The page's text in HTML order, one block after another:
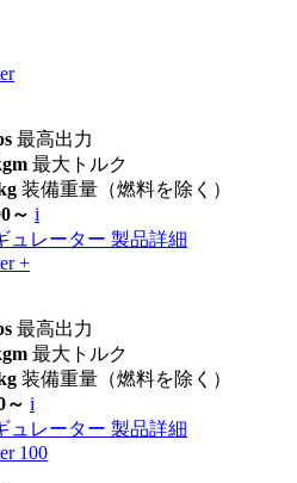
最高出力
最大トルク
装備重量（燃料を除く）
～ i
ュレーター 製品詳細
+
最高出力
最大トルク
装備重量（燃料を除く）
～ i
ュレーター 製品詳細
100